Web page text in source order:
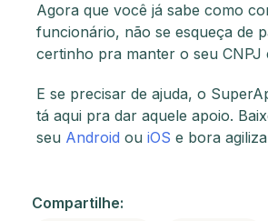
Agora que você já sabe como
funcionário, não se esqueça de
certinho pra manter o seu CNPJ
E se precisar de ajuda, o
tá aqui pra dar aquele apoio.
seu Android ou iOS e bora
Compartilhe: